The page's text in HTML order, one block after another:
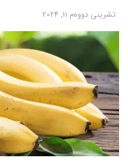
تشرینی دووه‌م 11, 2024